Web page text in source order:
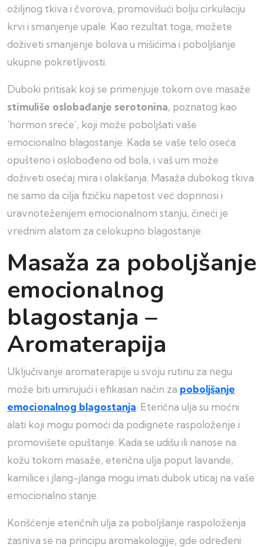
ožiljnog tkiva i čvorova, promovišući bolju cirkulaciju
krvi i smanjenje upale. Kao rezultat toga, možete
doživeti smanjenje bolova u mišićima i poboljšanje
ukupne pokretljivosti.
Duboki pritisak koji se primenjuje tokom ove masaže
stimuliše oslobađanje serotonina, poznatog kao
‘hormon sreće’, koji može poboljšati vaše
emocionalno blagostanje. Kada se vaše telo oseća
opušteno i oslobođeno od bola, i vaš um može
doživeti osećaj mira i olakšanja. Masaža dubokog tkiva
ne samo da cilja fizičku napetost već doprinosi i
uravnoteženijem emocionalnom stanju, čineći je
vrednim alatom za celokupno blagostanje.
Masaža za poboljšanje
emocionalnog
blagostanja –
Aromaterapija
Uključivanje aromaterapije u svoju rutinu za negu
može biti umirujući i efikasan način za poboljšanje
emocionalnog blagostanja . Eterična ulja su moćni
alati koji mogu pomoći da podignete raspoloženje i
promovišete opuštanje. Kada se udišu ili nanose na
kožu tokom masaže, eterična ulja poput lavande,
kamilice i jlang-jlanga mogu imati dubok uticaj na vaše
emocionalno stanje.
Korišćenje eteričnih ulja za poboljšanje raspoloženja
zasniva se na principu aromakologije, gde određeni